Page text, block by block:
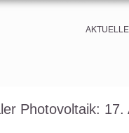
Photovoltaik: 17.